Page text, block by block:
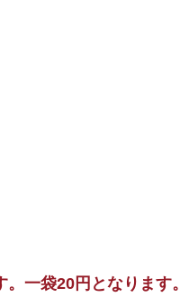
一袋20円となります。